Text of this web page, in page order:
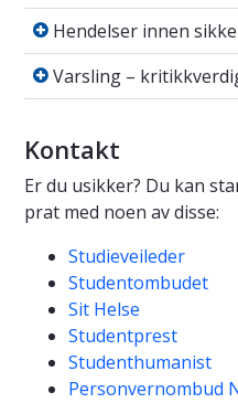
Hendelser innen
Hendelser innen
Varsling –
Varsling –
Kontakt
Er du usikker? Du kan
prat med noen av disse:
Studieveileder
Studentombudet
Sit Helse
Studentprest
Studenthumanist
Personvernombud